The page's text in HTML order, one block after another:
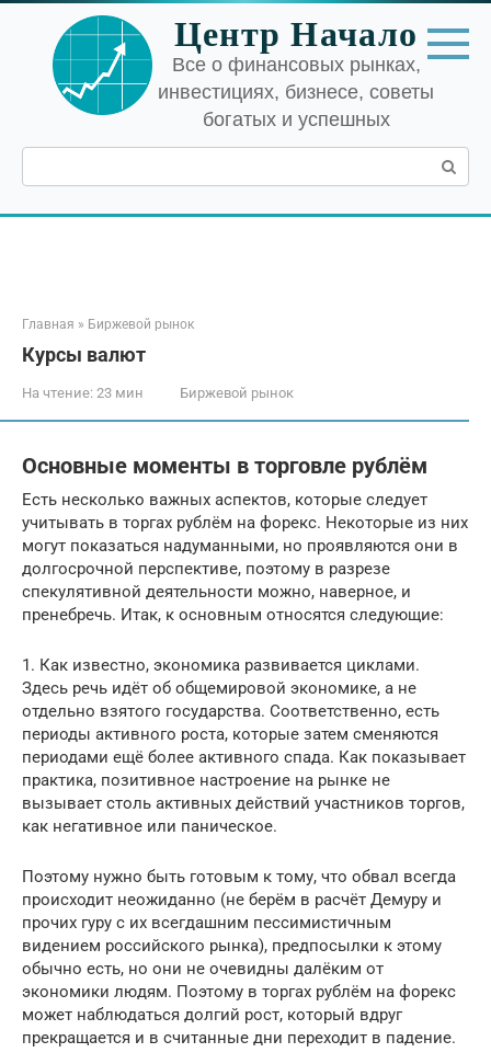
Перейти
контенту
Центр Начало
Все о финансовых рынках,
инвестициях, бизнесе, советы
богатых и успешных
Поиск:
Главная » Биржевой рынок
Курсы валют
На чтение: 23 мин Биржевой рынок
Основные моменты в торговле рублём
Есть несколько важных аспектов, которые следует
учитывать в торгах рублём на форекс. Некоторые из них
могут показаться надуманными, но проявляются они в
долгосрочной перспективе, поэтому в разрезе
спекулятивной деятельности можно, наверное, и
пренебречь. Итак, к основным относятся следующие:
1. Как известно, экономика развивается циклами.
Здесь речь идёт об общемировой экономике, а не
отдельно взятого государства. Соответственно, есть
периоды активного роста, которые затем сменяются
периодами ещё более активного спада. Как показывает
практика, позитивное настроение на рынке не
вызывает столь активных действий участников торгов,
как негативное или паническое.
Поэтому нужно быть готовым к тому, что обвал всегда
происходит неожиданно (не берём в расчёт Демуру и
прочих гуру с их всегдашним пессимистичным
видением российского рынка), предпосылки к этому
обычно есть, но они не очевидны далёким от
экономики людям. Поэтому в торгах рублём на форекс
может наблюдаться долгий рост, который вдруг
прекращается и в считанные дни переходит в падение.